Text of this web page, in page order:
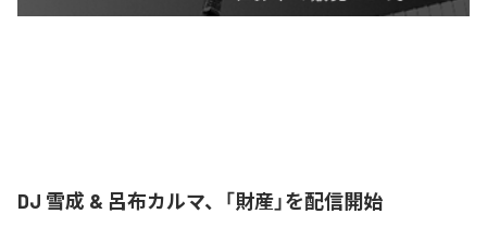
DJ 雪成 & 呂布カルマ、「財産」を配信開始